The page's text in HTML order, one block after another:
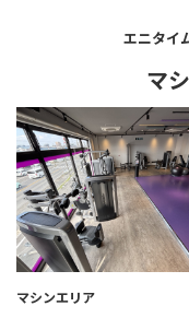
エニタイ
マ
マシンエリア